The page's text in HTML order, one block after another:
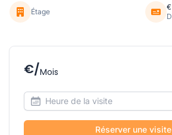
Étage
€
€/Mois
Réserver une visite